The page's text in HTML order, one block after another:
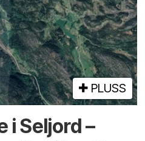
PLUSS
i Seljord –